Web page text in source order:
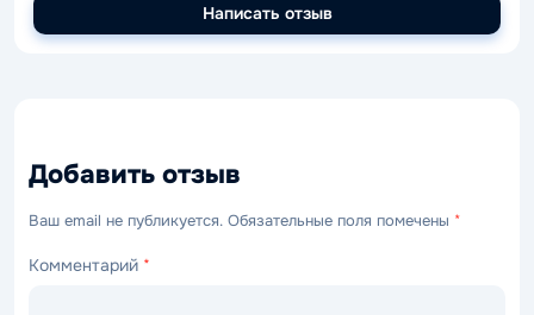
Написать отзыв
Добавить отзыв
Ваш email не публикуется. Обязательные поля помечены *
Комментарий *